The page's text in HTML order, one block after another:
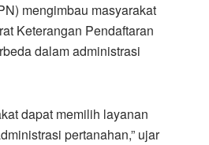
mengimbau masyarakat
Keterangan Pendaftaran
dalam administrasi
dapat memilih layanan
pertanahan,” ujar